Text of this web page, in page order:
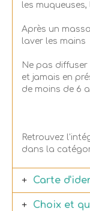
les
Après un
laver les mains
Ne pas diffuser
et jamais en
de moins de 6
Retrouvez
dans la
Carte
Choix et